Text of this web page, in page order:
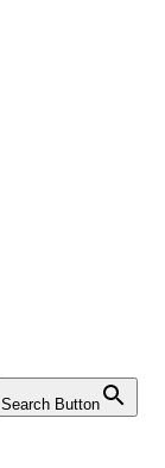
Search Button